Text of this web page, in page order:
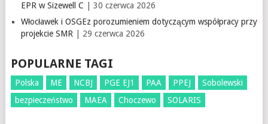
EPR w Sizewell C | 30 czerwca 2026
Włocławek i OSGEz porozumieniem dotyczącym współpracy przy
projekcie SMR| 29 czerwca 2026
POPULARNE TAGI
Polska ME NCBJ PGE EJ1 PAA PPEJ
Sobolewski
bezpieczeństwo
MAEA Choczewo SOLARIS